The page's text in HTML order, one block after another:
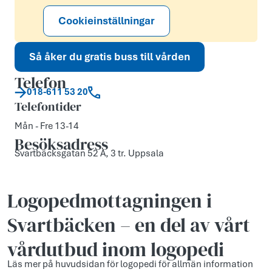
Cookieinställningar
Så åker du gratis buss till vården
Telefon
018-611 53 20
Telefontider
Mån - Fre 13-14
Besöksadress
Svartbäcksgatan 52 A, 3 tr. Uppsala
Logopedmottagningen i
Svartbäcken – en del av vårt
vårdutbud inom logopedi
Läs mer på huvudsidan för logopedi för allmän information